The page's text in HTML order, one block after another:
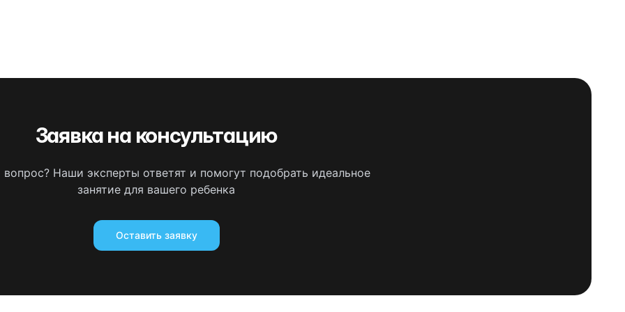
Заявка на консультацию
вопрос? Наши эксперты ответят и помогут подобрать идеальное
занятие для вашего ребенка
Оставить заявку